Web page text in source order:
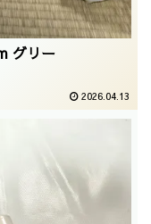
グリー
2026.04.13